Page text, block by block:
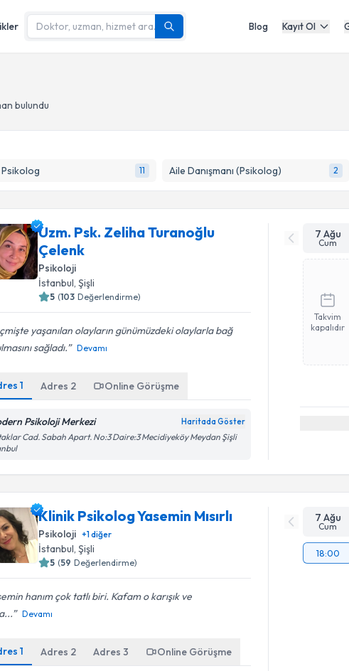
Blog Kayıt Ol
bulundu
11 Aile Danışmanı (Psikolog) 2
Uzm. Psk. Zeliha Turanoğlu
Çelenk
Psikoloji
İstanbul, Şişli
5 (103 Değerlendirme)
yaşanılan olayların günümüzdeki olaylarla bağ
sağladı.
Devamı
1 Adres 2 Online Görüşme
Psikoloji Merkezi Haritada Göster
Cad. Sabah Apart. No:3 Daire:3 Mecidiyeköy Meydan Şişli
7 Ağu
Cum
Takvim
kapalıdır
Klinik Psikolog Yasemin Mısırlı
Psikoloji +1diğer
İstanbul, Şişli
5 (59 Değerlendirme)
hanım çok tatlı biri. Kafam o karışık ve
Devamı
1 Adres 2 Adres3 Online Görüşme
7 Ağu
Cum
18:00